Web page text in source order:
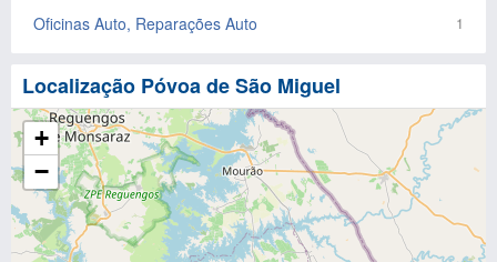
Oficinas Auto, Reparações Auto 1
Localização Póvoa de São Miguel
+
−